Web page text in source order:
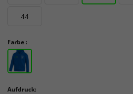
44
Farbe :
Aufdruck: